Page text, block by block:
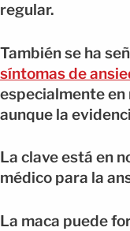
regular.
También se ha
síntomas de
especialmente en
aunque la
La clave está en
médico para la
La maca puede